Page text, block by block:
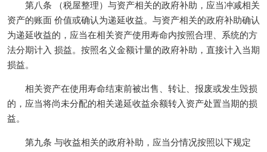
第八条 （税屋整理）与资产相关的政府补助，应当冲减相关
资产的账面 价值或确认为递延收益。与资产相关的政府补助确认
为递延收益的，应当在相关资产使用寿命内按照合理、系统的方
法分期计入 损益。按照名义金额计量的政府补助，直接计入当期
损益。
相关资产在使用寿命结束前被出售、转让、报废或发生毁损
的，应当将尚未分配的相关递延收益余额转入资产处置当期的损
益。
第九条 与收益相关的政府补助，应当分情况按照以下规定